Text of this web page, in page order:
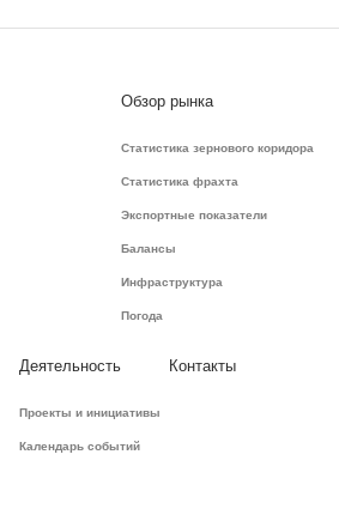
Обзор рынка
Статистика зернового коридора
Статистика фрахта
Экспортные показатели
Балансы
Инфраструктура
Погода
Деятельность
Проекты и инициативы
Календарь событий
Контакты